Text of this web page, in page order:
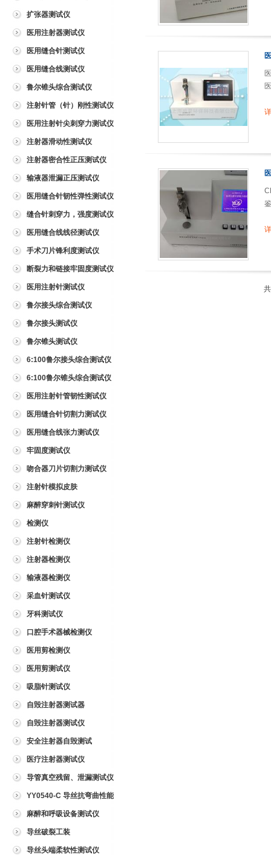
扩张器测试仪
医用注射器测试仪
医用缝合针测试仪
医用缝合线测试仪
鲁尔锥头综合测试仪
注射针管（针）刚性测试仪
医用注射针尖刺穿力测试仪
注射器滑动性测试仪
注射器密合性正压测试仪
输液器泄漏正压测试仪
医用缝合针韧性弹性测试仪
缝合针刺穿力，强度测试仪
医用缝合线线径测试仪
手术刀片锋利度测试仪
断裂力和链接牢固度测试仪
医用注射针测试仪
鲁尔接头综合测试仪
鲁尔接头测试仪
鲁尔锥头测试仪
6:100鲁尔接头综合测试仪
6:100鲁尔锥头综合测试仪
医用注射针管韧性测试仪
医用缝合针切割力测试仪
医用缝合线张力测试仪
牢固度测试仪
吻合器刀片切割力测试仪
注射针模拟皮肤
麻醉穿刺针测试仪
检测仪
注射针检测仪
注射器检测仪
输液器检测仪
采血针测试仪
牙科测试仪
口腔手术器械检测仪
医用剪检测仪
医用剪测试仪
吸脂针测试仪
自毁注射器测试器
自毁注射器测试仪
安全注射器自毁测试
医疗注射器测试仪
导管真空残留、泄漏测试仪
YY0540-C 导丝抗弯曲性能
测试仪麻醉和呼吸设备测试仪
导丝破裂工装
导丝头端柔软性测试仪